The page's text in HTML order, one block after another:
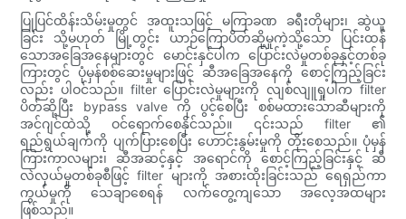
ပြုပြင်ထိန်းသိမ်းမှုတွင် အထူးသဖြင့် မကြာခဏ ခရီးတိုများ၊ ဆွဲယူ
ခြင်း သို့မဟုတ် မြို့တွင်း ယာဉ်ကြောပိတ်ဆို့မှုကဲ့သို့သော ပြင်းထန်
သောအခြေအနေများတွင် မောင်းနှင်ပါက ပြောင်းလဲမှုတစ်ခုနှင့်တစ်ခု
ကြားတွင် ပုံမှန်စစ်ဆေးမှုများဖြင့် ဆီအခြေအနေကို စောင့်ကြည့်ခြင်း
လည်း ပါဝင်သည်။ filter ပြောင်းလဲမှုများကို လျစ်လျူရှုပါက filter
ပိတ်ဆို့ပြီး bypass valve ကို ပွင့်စေပြီး စစ်မထားသောဆီများကို
အင်ဂျင်ထဲသို့ ဝင်ရောက်စေနိုင်သည်။ ၎င်းသည် filter ၏
ရည်ရွယ်ချက်ကို ပျက်ပြားစေပြီး ဟောင်းနွမ်းမှုကို တိုးစေသည်။ ပုံမှန်
ကြားကာလများ၊ ဆီအဆင့်နှင့် အရောင်ကို စောင့်ကြည့်ခြင်းနှင့် ဆီ
လဲလှယ်မှုတစ်ခုစီဖြင့် filter များကို အစားထိုးခြင်းသည် ရေရှည်ကာ
ကွယ်မှုကို သေချာစေရန် လက်တွေ့ကျသော အလေ့အထများ
ဖြစ်သည်။